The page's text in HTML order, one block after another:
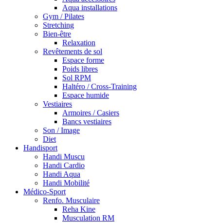
Aqua installations
Gym / Pilates
Stretching
Bien-être
Relaxation
Revêtements de sol
Espace forme
Poids libres
Sol RPM
Haltéro / Cross-Training
Espace humide
Vestiaires
Armoires / Casiers
Bancs vestiaires
Son / Image
Diet
Handisport
Handi Muscu
Handi Cardio
Handi Aqua
Handi Mobilité
Médico-Sport
Renfo. Musculaire
Reha Kine
Musculation RM